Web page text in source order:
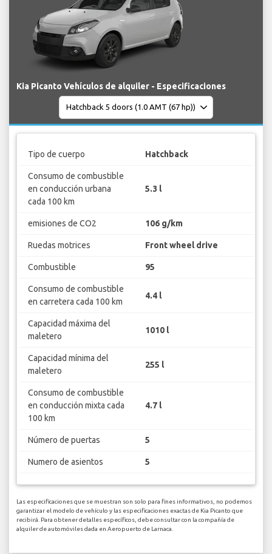
Kia Picanto Vehículos de alquiler - Especificaciones
Tipo de cuerpo Hatchback
Consumo de combustible
en conducción urbana
cada 100 km
5.3 l
emisiones de CO2 106 g/km
Ruedas motrices Front wheel drive
Combustible 95
Consumo de combustible
en carretera cada 100 km
4.4 l
Capacidad máxima del
maletero
1010 l
Capacidad mínima del
maletero
255 l
Consumo de combustible
en conducción mixta cada
100 km
4.7 l
Número de puertas 5
Numero de asientos 5
Las especificaciones que se muestran son solo para fines informativos, no podemos
garantizar el modelo de vehículo y las especificaciones exactas de Kia Picanto que
recibirá. Para obtener detalles específicos, debe consultar con la compañía de
alquiler de automóviles dada en Aeropuerto de Larnaca.